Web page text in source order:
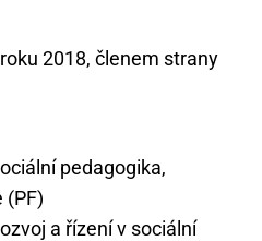
2018, členem strany
pedagogika,
(PF)
a řízení v sociální